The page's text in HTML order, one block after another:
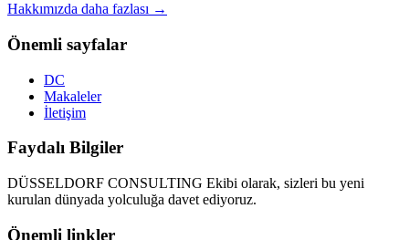
Hakkımızda daha fazlası →
Önemli sayfalar
DC
Makaleler
İletişim
Faydalı Bilgiler
DÜSSELDORF CONSULTING Ekibi olarak, sizleri bu yeni
kurulan dünyada yolculuğa davet ediyoruz.
Önemli linkler